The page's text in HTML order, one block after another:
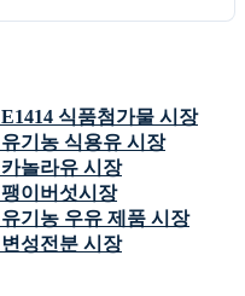
E1414 식품첨가물 시장
유기농 식용유 시장
카놀라유 시장
팽이버섯시장
유기농 우유 제품 시장
변성전분 시장